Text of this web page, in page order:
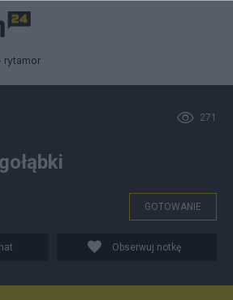
rytamor
271
GOTOWANIE
Obserwuj notkę